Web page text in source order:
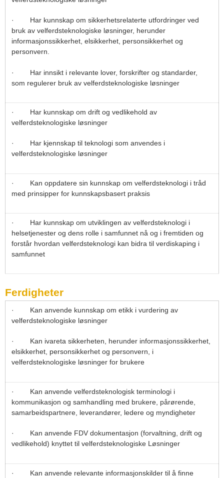
· Har kunnskap om sikkerhetsrelaterte utfordringer ved
bruk av velferdsteknologiske løsninger, herunder
informasjonssikkerhet, elsikkerhet, personsikkerhet og
personvern.
· Har innsikt i relevante lover, forskrifter og standarder,
som regulerer bruk av velferdsteknologiske løsninger
· Har kunnskap om drift og vedlikehold av
velferdsteknologiske løsninger
· Har kjennskap til teknologi som anvendes i
velferdsteknologiske løsninger
· Kan oppdatere sin kunnskap om velferdsteknologi i tråd
med prinsipper for kunnskapsbasert praksis
· Har kunnskap om utviklingen av velferdsteknologi i
helsetjenester og dens rolle i samfunnet nå og i fremtiden og
forstår hvordan velferdsteknologi kan bidra til verdiskaping i
samfunnet
Ferdigheter
· Kan anvende kunnskap om etikk i vurdering av
velferdsteknologiske løsninger
· Kan ivareta sikkerheten, herunder informasjonssikkerhet,
elsikkerhet, personsikkerhet og personvern, i
velferdsteknologiske løsninger for brukere
· Kan anvende velferdsteknologisk terminologi i
kommunikasjon og samhandling med brukere, pårørende,
samarbeidspartnere, leverandører, ledere og myndigheter
· Kan anvende FDV dokumentasjon (forvaltning, drift og
vedlikehold) knyttet til velferdsteknologiske Løsninger
· Kan anvende relevante informasjonskilder til å finne